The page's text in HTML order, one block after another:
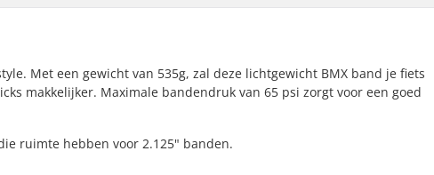
Met een gewicht van 535g, zal deze lichtgewicht BMX band je fiets
makkelijker. Maximale bandendruk van 65 psi zorgt voor een goed
ruimte hebben voor 2.125" banden.